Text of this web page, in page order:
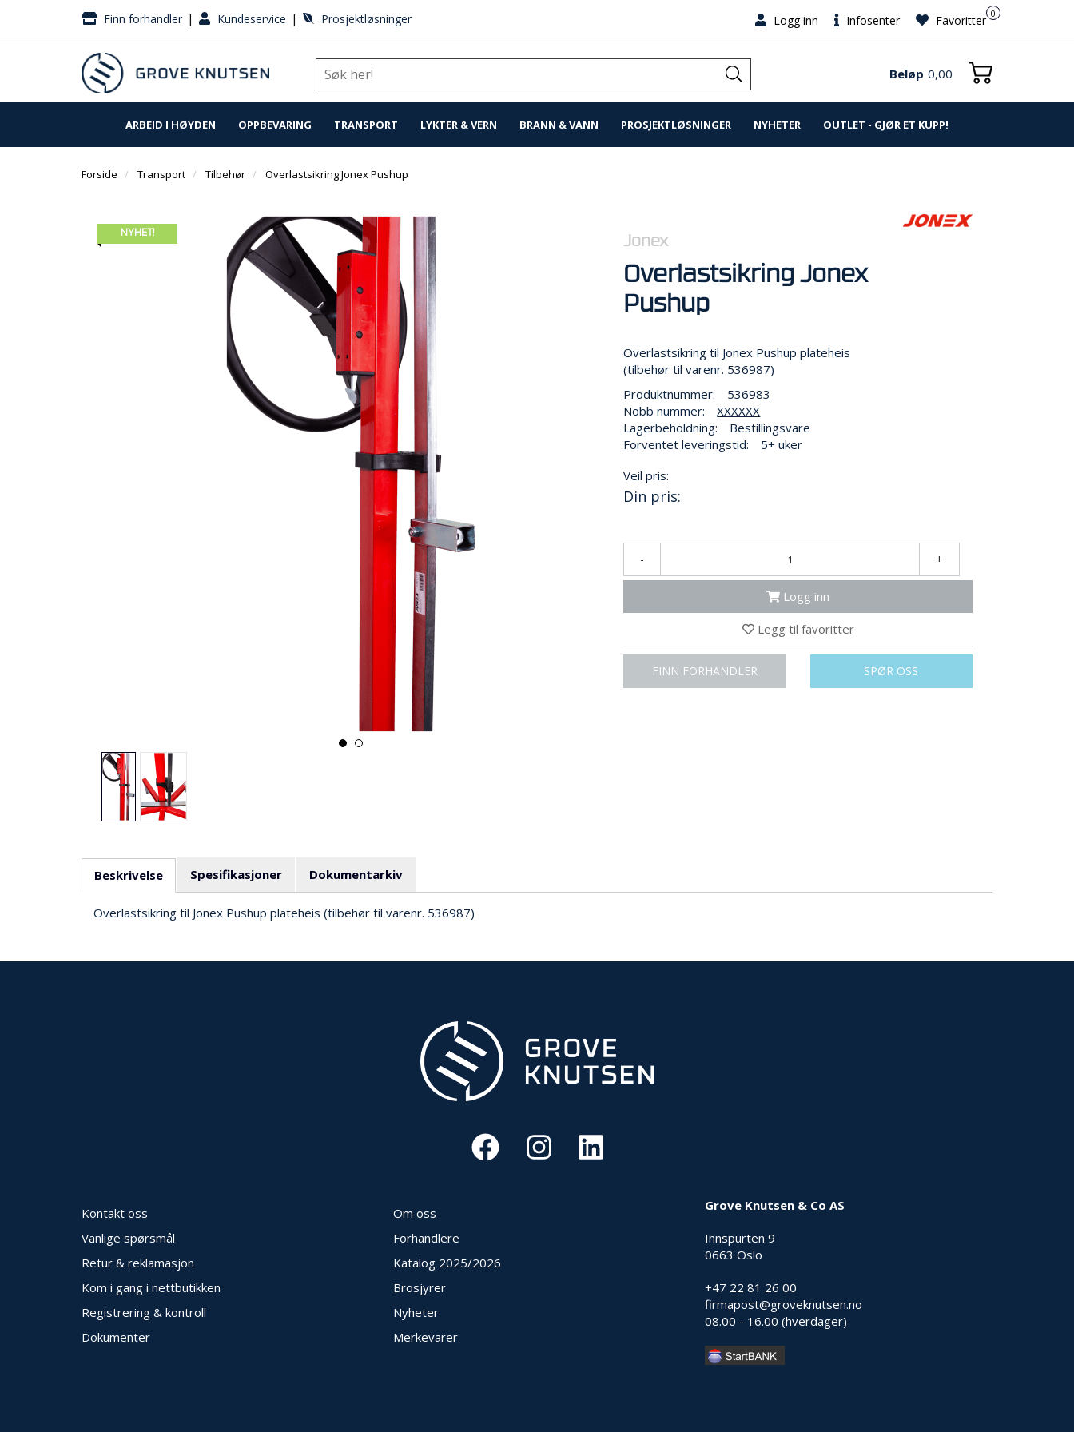
Finn forhandler | Kundeservice | Prosjektløsninger Logg inn Infosenter 0
Favoritter
Beløp 0,00
ARBEID I HØYDEN OPPBEVARING TRANSPORT LYKTER & VERN BRANN & VANN PROSJEKTLØSNINGER NYHETER OUTLET - GJØR ET KUPP!
Forside Transport Tilbehør Overlastsikring Jonex Pushup
NYHET!
Jonex
Overlastsikring Jonex
Pushup
Overlastsikring til Jonex Pushup plateheis
(tilbehør til varenr. 536987)
Produktnummer:
536983
Nobb nummer:
XXXXXX
Lagerbeholdning:
Bestillingsvare
Forventet leveringstid:
5+ uker
Veil pris:
Din pris:
- +
Logg inn
Legg til favoritter
FINN FORHANDLER SPØR OSS
Beskrivelse Spesifikasjoner Dokumentarkiv
Overlastsikring til Jonex Pushup plateheis (tilbehør til varenr. 536987)
Kontakt oss
Vanlige spørsmål
Retur & reklamasjon
Kom i gang i nettbutikken
Registrering & kontroll
Dokumenter
Om oss
Forhandlere
Katalog 2025/2026
Brosjyrer
Nyheter
Merkevarer
Grove Knutsen & Co AS
Innspurten 9
0663 Oslo
+47 22 81 26 00
firmapost@groveknutsen.no
08.00 - 16.00 (hverdager)